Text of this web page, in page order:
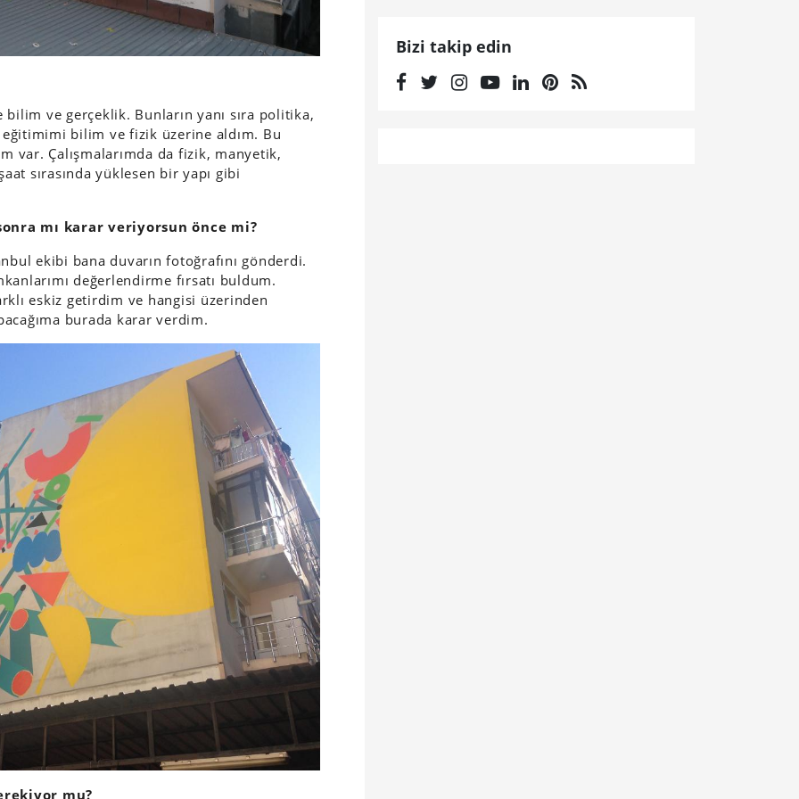
ve gerçeklik. Bunların yanı sıra politika,
bilim ve fizik üzerine aldım. Bu
var. Çalışmalarımda da fizik, manyetik,
sırasında yüklesen bir yapı gibi
mı karar veriyorsun önce mi?
ekibi bana duvarın fotoğrafını gönderdi.
değerlendirme fırsatı buldum.
eskiz getirdim ve hangisi üzerinden
burada karar verdim.
mu?
Bizi takip edin